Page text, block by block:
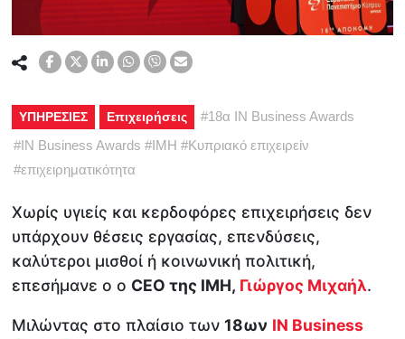
ΥΠΗΡΕΣΙΕΣ Επιχειρήσεις #18α IN Business Awards
#IN Business Awards #IMH #Κυπριακό επιχειρείν
#επιχειρηματικότητα
Χωρίς υγιείς και κερδοφόρες επιχειρήσεις δεν
υπάρχουν θέσεις εργασίας, επενδύσεις,
καλύτεροι μισθοί ή κοινωνική πολιτική,
επεσήμανε ο ο CEO της IMH, Γιώργος Μιχαήλ.
Μιλώντας στο πλαίσιο των18ων IN Business